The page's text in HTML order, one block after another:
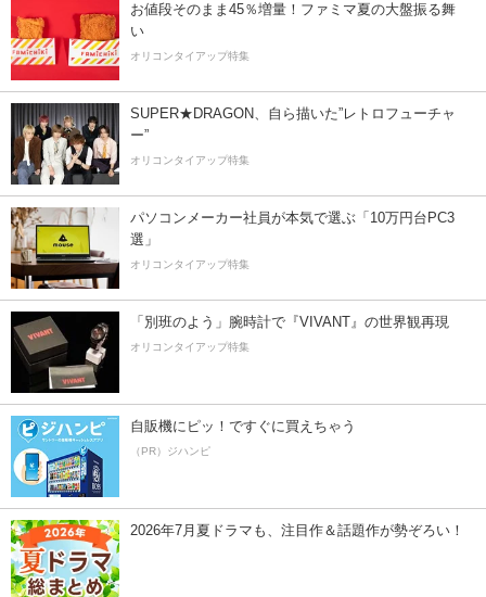
お値段そのまま45％増量！ファミマ夏の大盤振る舞
い
オリコンタイアップ特集
SUPER★DRAGON、自ら描いた”レトロフューチャ
ー”
オリコンタイアップ特集
パソコンメーカー社員が本気で選ぶ「10万円台PC3
選」
オリコンタイアップ特集
「別班のよう」腕時計で『VIVANT』の世界観再現
オリコンタイアップ特集
自販機にピッ！ですぐに買えちゃう
（PR）ジハンピ
2026年7月夏ドラマも、注目作＆話題作が勢ぞろい！